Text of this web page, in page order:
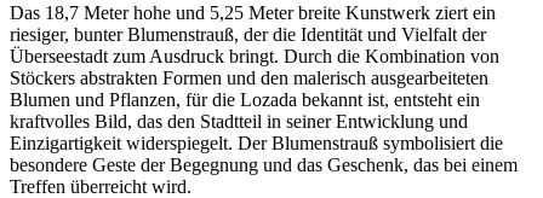
Das 18,7 Meter hohe und 5,25 Meter breite Kunstwerk ziert ein
riesiger, bunter Blumenstrauß, der die Identität und Vielfalt der
Überseestadt zum Ausdruck bringt. Durch die Kombination von
Stöckers abstrakten Formen und den malerisch ausgearbeiteten
Blumen und Pflanzen, für die Lozada bekannt ist, entsteht ein
kraftvolles Bild, das den Stadtteil in seiner Entwicklung und
Einzigartigkeit widerspiegelt. Der Blumenstrauß symbolisiert die
besondere Geste der Begegnung und das Geschenk, das bei einem
Treffen überreicht wird.